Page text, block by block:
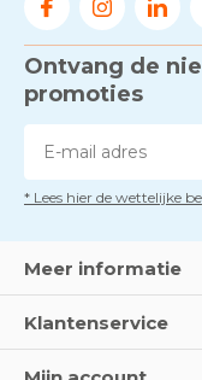
Ontvang de
promoties
* Lees hier de wettelijke
Meer informatie
Klantenservice